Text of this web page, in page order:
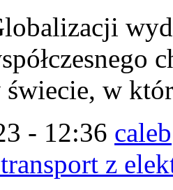
świecie, w
- 12:36 caleb
z